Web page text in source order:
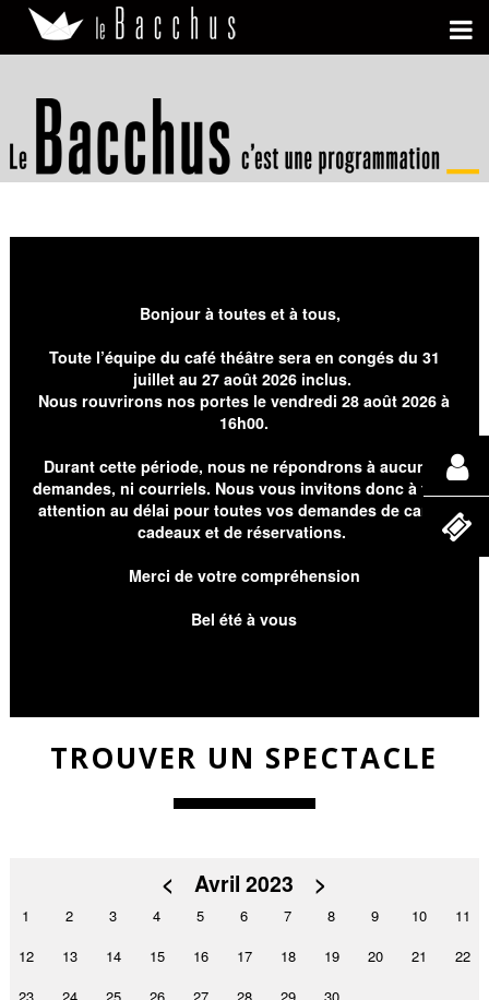
Bonjour à toutes et à tous,
Toute l’équipe du café théâtre sera en congés du 31
juillet au 27 août 2026 inclus.
Nous rouvrirons nos portes le vendredi 28 août 2026 à
16h00.
Durant cette période, nous ne répondrons à aucunes
demandes, ni courriels. Nous vous invitons donc à faire
attention au délai pour toutes vos demandes de cartes
cadeaux et de réservations.
Merci de votre compréhension
Bel été à vous
TROUVER UN SPECTACLE
< Avril 2023 >
1 2 3 4 5 6 7 8 9 10
11
12
13 14 15 16 17 18 19 20 21
22